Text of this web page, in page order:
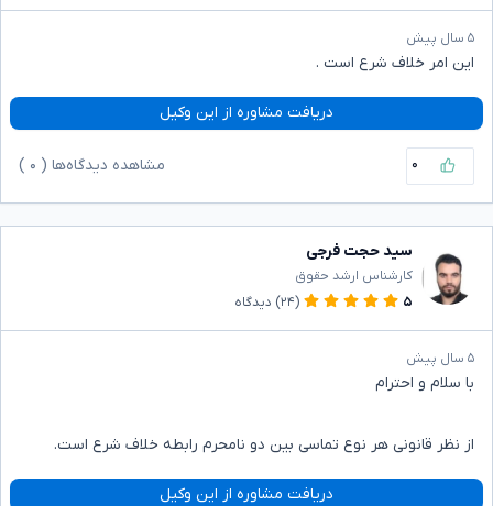
۵ سال پیش
این امر خلاف شرع است .
دریافت مشاوره از این وکیل
۰ مشاهده دیدگاه‌ها ( ۰
سید حجت فرجی
کارشناس ارشد حقوق
۵
(۲۴) دیدگاه
۵ سال پیش
با سلام و احترام
از نظر قانونی هر نوع تماسی بین دو نامحرم رابطه خلاف شرع است.
دریافت مشاوره از این وکیل